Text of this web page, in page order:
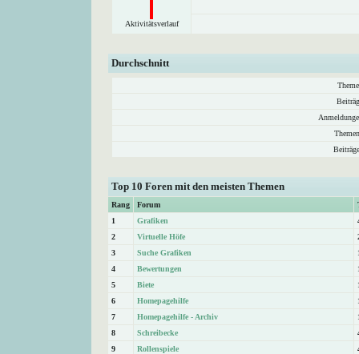
Aktivitätsverlauf
Durchschnitt
Top 10 Foren mit den meisten Themen
Rang Forum
1
Grafiken
2
Virtuelle Höfe
3
Suche Grafiken
4
Bewertungen
5
Biete
6
Homepagehilfe
7
Homepagehilfe - Archiv
8
Schreibecke
9
Rollenspiele